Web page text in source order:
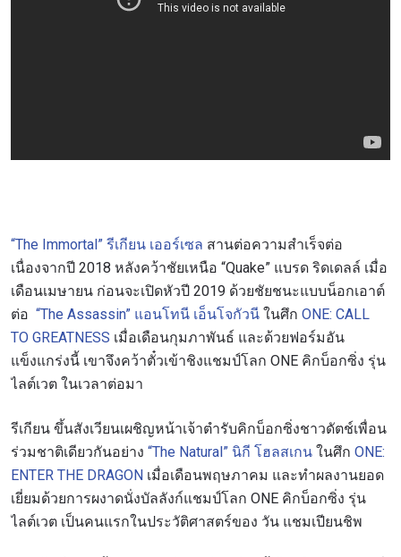
“The Immortal” รีเกียน เออร์เซล สานต่อความสำเร็จต่อ
เนื่องจากปี 2018 หลังคว้าชัยเหนือ “Quake” แบรด ริดเดลล์ เมื่อ
เดือนเมษายน ก่อนจะเปิดหัวปี 2019 ด้วยชัยชนะแบบน็อกเอาต์
ต่อ “The Assassin” แอนโทนี เอ็นโจกัวนี ในศึก ONE: CALL
TO GREATNESS เมื่อเดือนกุมภาพันธ์ และด้วยฟอร์มอัน
แข็งแกร่งนี้ เขาจึงคว้าตั๋วเข้าชิงแชมป์โลก ONE คิกบ็อกซิ่ง รุ่น
ไลต์เวต ในเวลาต่อมา
รีเกียน ขึ้นสังเวียนเผชิญหน้าเจ้าตำรับคิกบ็อกซิ่งชาวดัตช์เพื่อน
ร่วมชาติเดียวกันอย่าง “The Natural” นิกี โฮลสเกน ในศึก ONE:
ENTER THE DRAGON เมื่อเดือนพฤษภาคม และทำผลงานยอด
เยี่ยมด้วยการผงาดนั่งบัลลังก์แชมป์โลก ONE คิกบ็อกซิ่ง รุ่น
ไลต์เวต เป็นคนแรกในประวัติศาสตร์ของ วัน แชมเปียนชิพ